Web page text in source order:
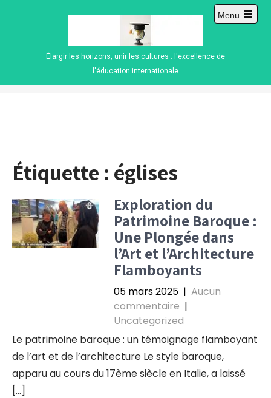
Élargir les horizons, unir les cultures : l'excellence de
l'éducation internationale
Menu
Open
Étiquette : églises
Exploration du
Patrimoine Baroque :
Une Plongée dans
l’Art et l’Architecture
Flamboyants
05 mars 2025 | Aucun
commentaire |
Uncategorized
Le patrimoine baroque : un témoignage flamboyant
de l’art et de l’architecture Le style baroque,
apparu au cours du 17ème siècle en Italie, a laissé
[…]